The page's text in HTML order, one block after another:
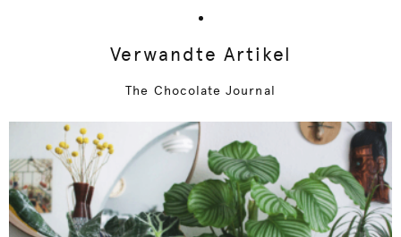
Verwandte Artikel
The Chocolate Journal